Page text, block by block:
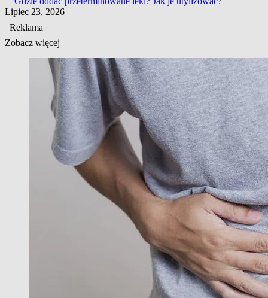
Lipiec 23, 2026
Reklama
Zobacz więcej